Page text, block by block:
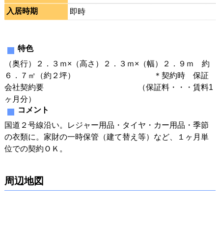
入居時期
即時
特色
（奥行）２．３ｍ×（高さ）２．３ｍ×（幅）２．９ｍ 約
６．７㎡（約２坪） ＊契約時 保証
会社契約要 （保証料・・・賃料1
ヶ月分）
コメント
国道２号線沿い。レジャー用品・タイヤ・カー用品・季節
の衣類に。家財の一時保管（建て替え等）など、１ヶ月単
位での契約ＯＫ。
周辺地図